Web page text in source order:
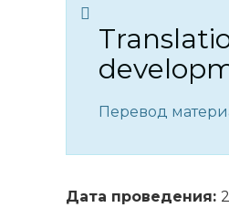
Перевод
Дата проведения: